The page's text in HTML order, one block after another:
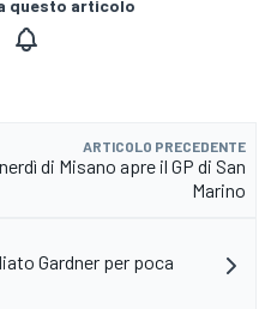
questo articolo
ARTICOLO PRECEDENTE
di Misano apre il GP di San
Marino
Gardner per poca